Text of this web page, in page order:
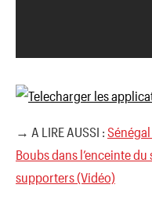
→ A LIRE AUSSI :
Boubs dans l’enceinte
supporters (Vidéo)